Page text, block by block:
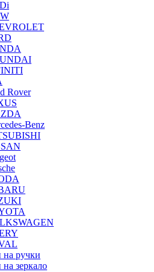
Rover
Benz
на ручки
зеркало